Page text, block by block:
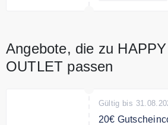
Angebote, die zu
OUTLET passen
Gültig bis
20€